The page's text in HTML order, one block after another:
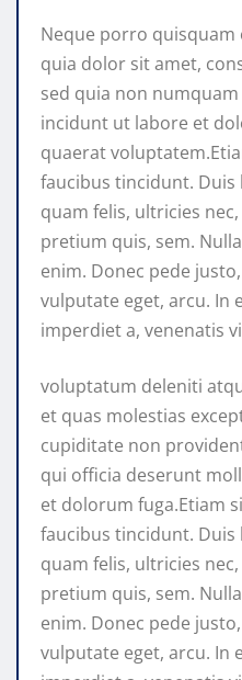
Neque porro
quia dolor sit amet,
sed quia non
incidunt ut labore et
quaerat
faucibus tincidunt. Duis
quam felis, ultricies
pretium quis, sem.
enim. Donec pede
vulputate eget, arcu. In
imperdiet a, venenatis
voluptatum deleniti
et quas molestias
cupiditate non
qui officia deserunt
et dolorum fuga.Etiam
faucibus tincidunt. Duis
quam felis, ultricies
pretium quis, sem.
enim. Donec pede
vulputate eget, arcu. In